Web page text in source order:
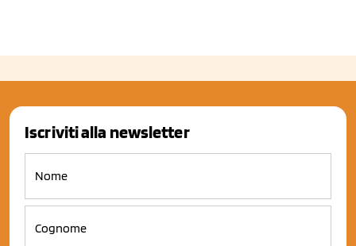
Iscriviti alla newsletter